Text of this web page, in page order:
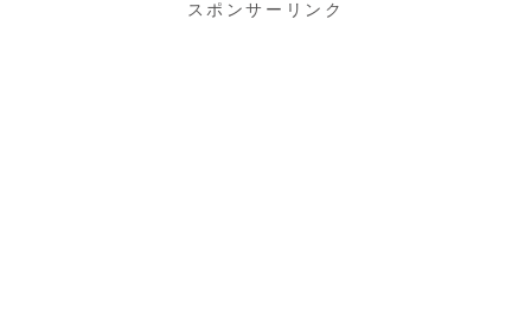
スポンサーリンク